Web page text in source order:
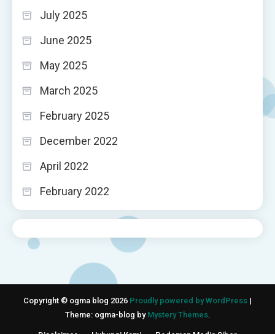
July 2025
June 2025
May 2025
March 2025
February 2025
December 2022
April 2022
February 2022
Copyright © ogma blog 2026 Proudly powered by WordPress |
Theme: ogma-blog by Mystery Themes.